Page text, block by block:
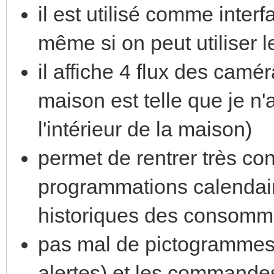
il est utilisé comme
même si on peut utiliser
il affiche 4 flux des
maison est telle que je
l'intérieur de la maison)
permet de rentrer très
programmations
historiques des
pas mal de